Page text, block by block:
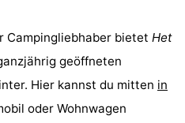
Campingliebhaber bietet Het
geöffneten
Hier kannst du mitten in
oder Wohnwagen